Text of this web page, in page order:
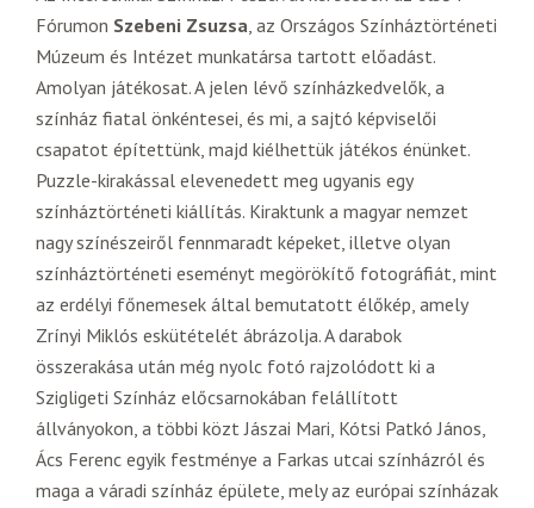
Fórumon Szebeni Zsuzsa, az Országos Színháztörténeti
Múzeum és Intézet munkatársa tartott előadást.
Amolyan játékosat. A jelen lévő színházkedvelők, a
színház fiatal önkéntesei, és mi, a sajtó képviselői
csapatot építettünk, majd kiélhettük játékos énünket.
Puzzle-kirakással elevenedett meg ugyanis egy
színháztörténeti kiállítás. Kiraktunk a magyar nemzet
nagy színészeiről fennmaradt képeket, illetve olyan
színháztörténeti eseményt megörökítő fotográfiát, mint
az erdélyi főnemesek által bemutatott élőkép, amely
Zrínyi Miklós eskütételét ábrázolja. A darabok
összerakása után még nyolc fotó rajzolódott ki a
Szigligeti Színház előcsarnokában felállított
állványokon, a többi közt Jászai Mari, Kótsi Patkó János,
Ács Ferenc egyik festménye a Farkas utcai színházról és
maga a váradi színház épülete, mely az európai színházak